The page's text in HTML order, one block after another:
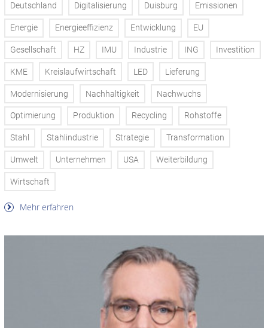
Deutschland Digitalisierung Duisburg Emissionen
Energie Energieeffizienz Entwicklung EU
Gesellschaft HZ IMU Industrie ING Investition
KME Kreislaufwirtschaft LED Lieferung
Modernisierung Nachhaltigkeit Nachwuchs
Optimierung Produktion Recycling Rohstoffe
Stahl Stahlindustrie Strategie Transformation
Umwelt Unternehmen USA Weiterbildung
Wirtschaft
Mehr erfahren